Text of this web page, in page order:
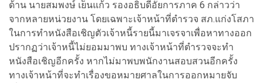
ด้าน นายสมพงษ์ เย็นแก้ว รองอธิบดีอัยการภาค 6 กล่าวว่า
จากหลายหน่วยงาน โดยเฉพาะเจ้าหน้าที่ตำรวจ สภ.แก่งโสภา
ในการทำหนังสือเชิญตัวเจ้าหนี้รายนี้มาเจรจาเพื่อหาทางออก
ปรากฏว่าเจ้าหนี้ไม่ยอมมาพบ ทางเจ้าหน้าที่ตำรวจจะทำ
หนังสือเชิญอีกครั้ง หากไม่มาพบพนักงานสอบสวนอีกครั้ง
ทางเจ้าหน้าที่จะทำเรื่องขอหมายศาลในการออกหมายจับ